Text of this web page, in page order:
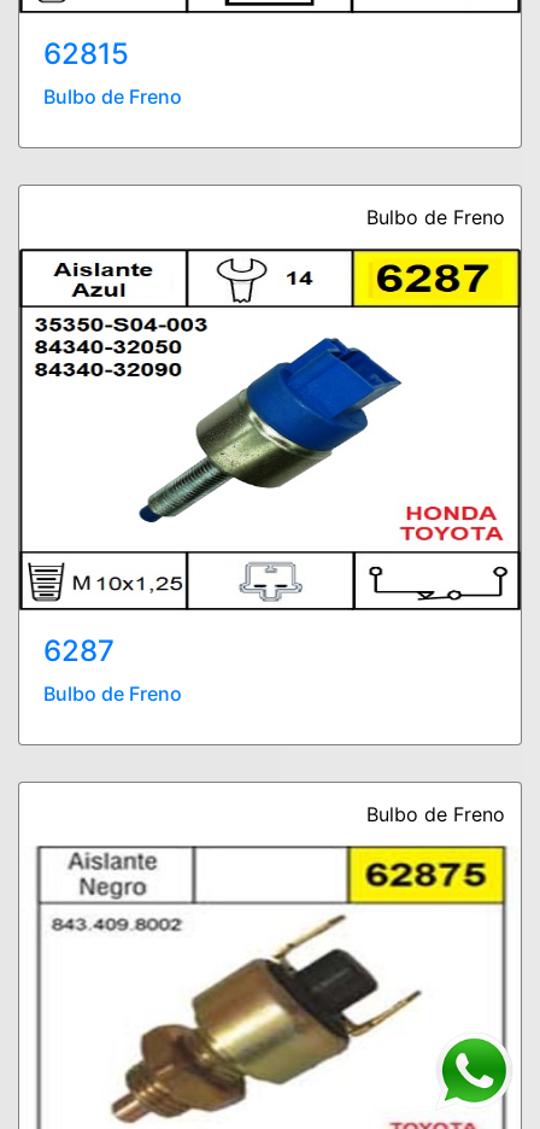
62815
Bulbo de Freno
Bulbo de Freno
6287
Bulbo de Freno
Bulbo de Freno